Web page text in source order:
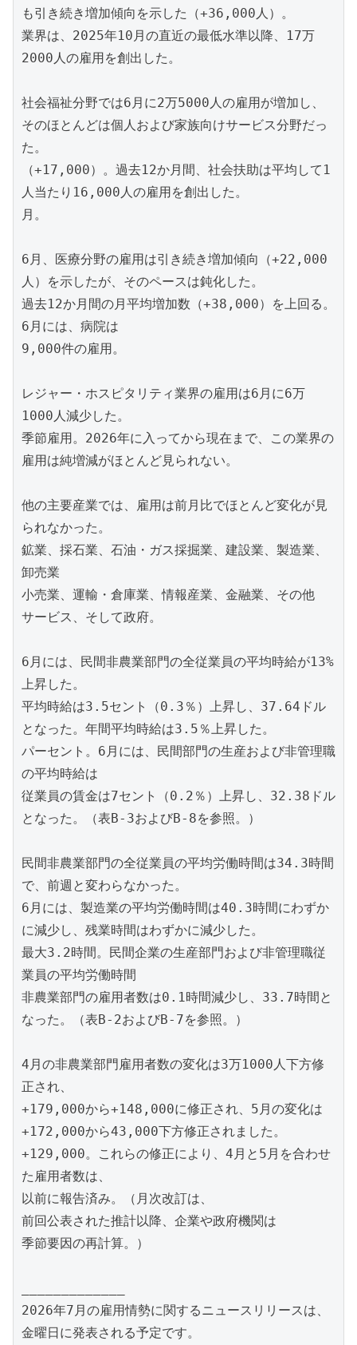
も引き続き増加傾向を示した（+36,000人）。
業界は、2025年10月の直近の最低水準以降、17万
2000人の雇用を創出した。
社会福祉分野では6月に2万5000人の雇用が増加し、
そのほとんどは個人および家族向けサービス分野だっ
た。
（+17,000）。過去12か月間、社会扶助は平均して1
人当たり16,000人の雇用を創出した。
月。
6月、医療分野の雇用は引き続き増加傾向（+22,000
人）を示したが、そのペースは鈍化した。
過去12か月間の月平均増加数（+38,000）を上回る。
6月には、病院は
9,000件の雇用。
レジャー・ホスピタリティ業界の雇用は6月に6万
1000人減少した。
季節雇用。2026年に入ってから現在まで、この業界の
雇用は純増減がほとんど見られない。
他の主要産業では、雇用は前月比でほとんど変化が見
られなかった。
鉱業、採石業、石油・ガス採掘業、建設業、製造業、
卸売業
小売業、運輸・倉庫業、情報産業、金融業、その他
サービス、そして政府。
6月には、民間非農業部門の全従業員の平均時給が13%
上昇した。
平均時給は3.5セント（0.3％）上昇し、37.64ドル
となった。年間平均時給は3.5％上昇した。
パーセント。6月には、民間部門の生産および非管理職
の平均時給は
従業員の賃金は7セント（0.2％）上昇し、32.38ドル
となった。（表B-3およびB-8を参照。）
民間非農業部門の全従業員の平均労働時間は34.3時間
で、前週と変わらなかった。
6月には、製造業の平均労働時間は40.3時間にわずか
に減少し、残業時間はわずかに減少した。
最大3.2時間。民間企業の生産部門および非管理職従
業員の平均労働時間
非農業部門の雇用者数は0.1時間減少し、33.7時間と
なった。（表B-2およびB-7を参照。）
4月の非農業部門雇用者数の変化は3万1000人下方修
正され、
+179,000から+148,000に修正され、5月の変化は
+172,000から43,000下方修正されました。
+129,000。これらの修正により、4月と5月を合わせ
た雇用者数は、
以前に報告済み。（月次改訂は、
前回公表された推計以降、企業や政府機関は
季節要因の再計算。）
2026年7月の雇用情勢に関するニュースリリースは、
金曜日に発表される予定です。